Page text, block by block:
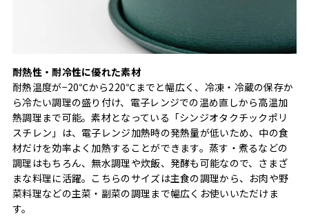
耐熱性・耐冷性に優れた素材
耐熱温度が−20℃から220℃までと幅広く、冷凍・冷蔵の保存か
ら冷たい調理の盛り付け、電子レンジでの温め直しから高温加
熱調理まで可能。素材となっている「シンジオタクチックポリ
スチレン」は、電子レンジ加熱時の発熱量が低いため、中の食
材だけを効率よく加熱することができます。蒸す・煮るなどの
調理はもちろん、無水調理や炊飯、発酵も可能なので、さまざ
まな料理に活躍。こちらのサイズは主食の調理から、お肉や野
菜料理などの主菜・副菜の調理まで幅広くお使いいただけま
す。